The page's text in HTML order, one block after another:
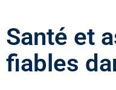
Santé et
fiables